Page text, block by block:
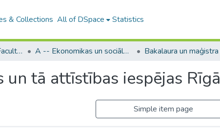
& Collections All of DSpace Statistics
B4 – LU fakultātes / Faculties of the UL A -- Ekonomikas un sociālo zinātņu fakultāte / Faculty of Economics and Social Sciences
un tā attīstības iespējas Rīgā
Simple item page